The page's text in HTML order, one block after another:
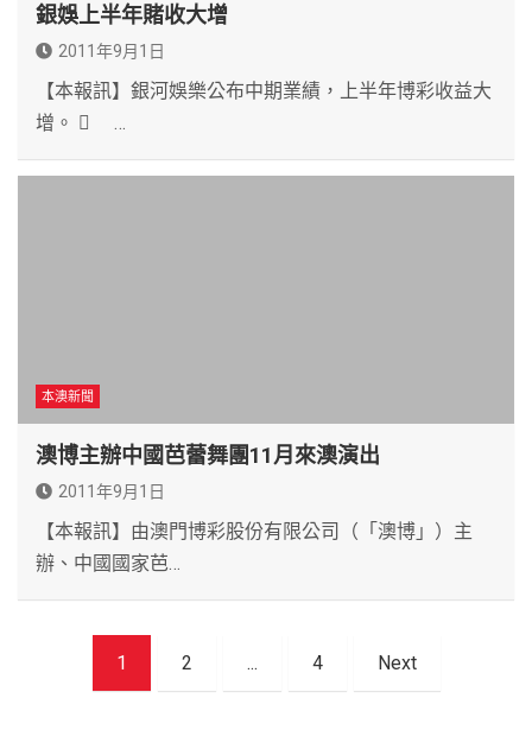
銀娛上半年賭收大增
2011年9月1日
【本報訊】銀河娛樂公布中期業績，上半年博彩收益大
增。  …
本澳新聞
澳博主辦中國芭蕾舞團11月來澳演出
2011年9月1日
【本報訊】由澳門博彩股份有限公司（「澳博」）主
辦、中國國家芭…
1 2 ... 4 Next